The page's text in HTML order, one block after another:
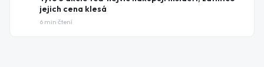
jejich cena klesá
6 min čtení